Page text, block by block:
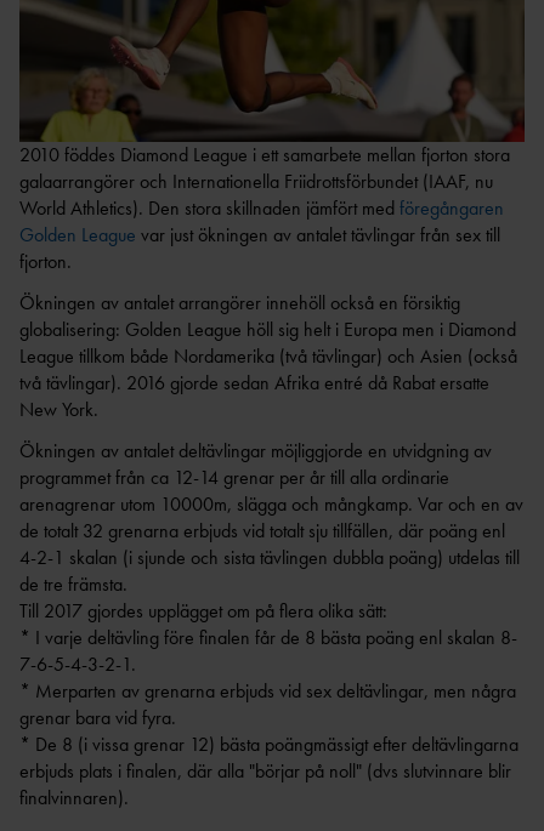
FRIIDROTTSKOLLEN – VEM
TÄVLAR NÄR OCH VAR?
GRAFISK PROFIL &
LOGOTYPER
NYHETER FÖRENING &
FÖRBUND
NYHETER SAMARBETEN &
SUPPORTRAR
NYHETER FRÅN
RF
TT
OC
R
PRESTATIONSCENTR
UM
T
SPRINT/HÄ
CK
MEDEL/LÅN
HOP
P
MÅNGKA
MP
TT
MÄSTERSKAPSGRUPPEN
2026
LOPP
DISTRIKTSKALENDR
INTERNATIONELLA
TÄVLINGAR
TÄVLINGSSIDOR SM OCH
FGP
SVENSK FRIIDROTTS
PARATOUR
REGLER &
BESTÄMMELSER
REGLE
R
REGLER
OCR
GRENPROGRAM &
POÄNGTABELLER
TÄVLINGSTILLSTÅND &
INTYG
KASTSÄKERH
ET
BANMÄTNIN
G
REKORD
SVENSKA
REKORD
SM-
REKORD
VÄRLDSREKO
RD
EUROPAREKO
RD
REKORDBLANKE
TT
VETERANREKO
RD
HISTORIK
INTERNATIONELLA
MÄSTERSKAP
DIAMOND
LEAGUE
UTMÄRKELSER OCH
PRISER
SVENSKA
VÄRLDSREKORD
1
2010 föddes Diamond League i ett samarbete mellan fjorton stora
galaarrangörer och Internationella Friidrottsförbundet (IAAF, nu
World Athletics). Den stora skillnaden jämfört med föregångaren
Golden League var just ökningen av antalet tävlingar från sex till
fjorton.
Ökningen av antalet arrangörer innehöll också en försiktig
globalisering: Golden League höll sig helt i Europa men i Diamond
League tillkom både Nordamerika (två tävlingar) och Asien (också
två tävlingar). 2016 gjorde sedan Afrika entré då Rabat ersatte
New York.
Ökningen av antalet deltävlingar möjliggjorde en utvidgning av
programmet från ca 12-14 grenar per år till alla ordinarie
arenagrenar utom 10000m, slägga och mångkamp. Var och en av
de totalt 32 grenarna erbjuds vid totalt sju tillfällen, där poäng enl
4-2-1 skalan (i sjunde och sista tävlingen dubbla poäng) utdelas till
de tre främsta.
Till 2017 gjordes upplägget om på flera olika sätt:
* I varje deltävling före finalen får de 8 bästa poäng enl skalan 8-
7-6-5-4-3-2-1.
* Merparten av grenarna erbjuds vid sex deltävlingar, men några
grenar bara vid fyra.
* De 8 (i vissa grenar 12) bästa poängmässigt efter deltävlingarna
erbjuds plats i finalen, där alla "börjar på noll" (dvs slutvinnare blir
finalvinnaren).